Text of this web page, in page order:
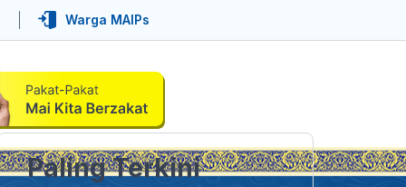
Warga MAIPs
Paling Terkini